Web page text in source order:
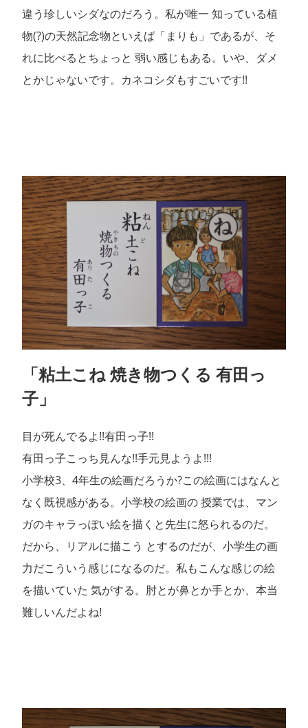
違う珍しいシダなのだろう。私が唯一 知っている植
物(?)の天然記念物といえば「まりも」であるが、そ
れに比べるとちょっと 弱い感じもある。いや、ダメ
とかじゃないです。カネコシダもすごいです!!
「粘土こね 焼き物つくる 有田っ
子」
目が死んでるよ!!有田っ子!!
有田っ子こっち見んな!!手元見ようよ!!!
小学校3、4年生の絵画だろうか?この絵画にはなんと
なく既視感がある。小学校の絵画の 授業では、マン
ガのキャラっぽい絵を描くと先生に怒られるのだ。
だから、リアルに描こう とするのだが、小学生の画
力だこういう感じになるのだ。私もこんな感じの絵
を描いていた 気がする。肘とが鼻とか手とか、本当
難しいんだよね!